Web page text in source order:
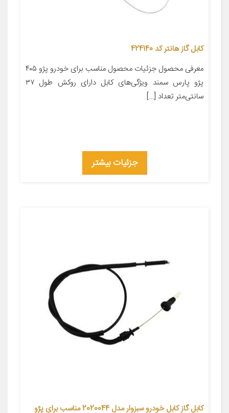
کابل گاز هانتر کد 424140
معرفی محصول جزئیات محصول مناسب برای خودرو پژو ۴۰۵
پژو پارس سمند ویژگی‌های کابل دارای روکش طول ۳۷
سانتی‌متر تعداد […]
جزئیات بیشتر
کابل گاز کابل خودرو سبزوار مدل 2020044 مناسب برای پژو